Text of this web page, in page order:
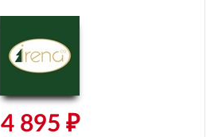
4 895 ₽